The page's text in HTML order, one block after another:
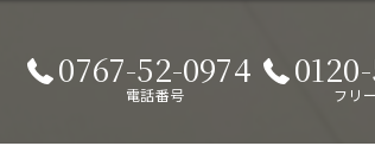
0767-52-0974
電話番号 フリ